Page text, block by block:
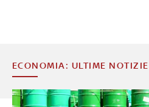
ECONOMIA: ULTIME NOTIZIE